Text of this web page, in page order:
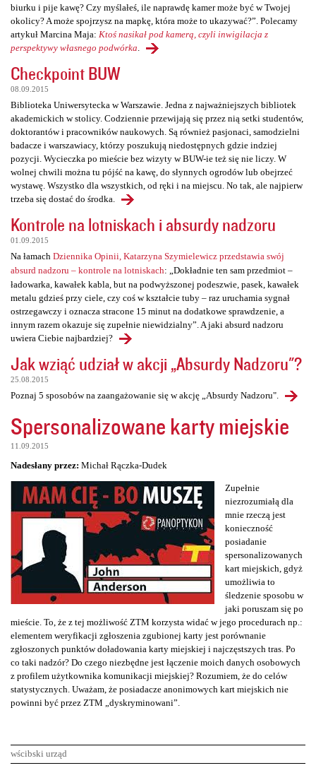
biurku i pije kawę? Czy myślałeś, ile naprawdę kamer może być w Twojej
okolicy? A może spojrzysz na mapkę, która może to ukazywać?”. Polecamy
artykuł Marcina Maja: Ktoś nasikał pod kamerą, czyli inwigilacja z
perspektywy własnego podwórka
Checkpoint BUW
08.09.2015
Biblioteka Uniwersytecka w Warszawie. Jedna z najważniejszych bibliotek
akademickich w stolicy. Codziennie przewijają się przez nią setki studentów,
doktorantów i pracowników naukowych. Są również pasjonaci, samodzielni
badacze i warszawiacy, którzy poszukują niedostępnych gdzie indziej
pozycji. Wycieczka po mieście bez wizyty w BUW-ie też się nie liczy. W
wolnej chwili można tu pójść na kawę, do słynnych ogrodów lub obejrzeć
wystawę. Wszystko dla wszystkich, od ręki i na miejscu. No tak, ale najpierw
trzeba się dostać do środka.
Kontrole na lotniskach i absurdy nadzoru
01.09.2015
Na łamach Dziennika Opinii, Katarzyna Szymielewicz przedstawia swój
absurd nadzoru – kontrole na lotniskach: „Dokładnie ten sam przedmiot –
ładowarka, kawałek kabla, but na podwyższonej podeszwie, pasek, kawałek
metalu gdzieś przy ciele, czy coś w kształcie tuby – raz uruchamia sygnał
ostrzegawczy i oznacza stracone 15 minut na dodatkowe sprawdzenie, a
innym razem okazuje się zupełnie niewidzialny”. A jaki absurd nadzoru
uwiera Ciebie najbardziej?
Jak wziąć udział w akcji „Absurdy Nadzoru"?
25.08.2015
Poznaj 5 sposobów na zaangażowanie się w akcję „Absurdy Nadzoru".
Spersonalizowane karty miejskie
11.09.2015
Nadesłany przez: Michał Rączka-Dudek
Zupełnie
niezrozumiałą dla
mnie rzeczą jest
konieczność
posiadanie
spersonalizowanych
kart miejskich, gdyż
umożliwia to
śledzenie sposobu w
jaki poruszam się po
mieście. To, że z tej możliwość ZTM korzysta widać w jego procedurach np.:
elementem weryfikacji zgłoszenia zgubionej karty jest porównanie
zgłoszonych punktów doładowania karty miejskiej i najczęstszych tras. Po
co taki nadzór? Do czego niezbędne jest łączenie moich danych osobowych
z profilem użytkownika komunikacji miejskiej? Rozumiem, że do celów
statystycznych. Uważam, że posiadacze anonimowych kart miejskich nie
powinni być przez ZTM „dyskryminowani”.
wścibski urząd